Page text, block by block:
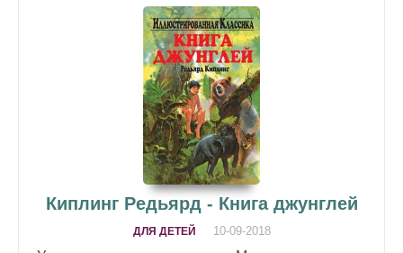
Киплинг Редьярд - Книга джунглей
ДЛЯ ДЕТЕЙ 10-09-2018